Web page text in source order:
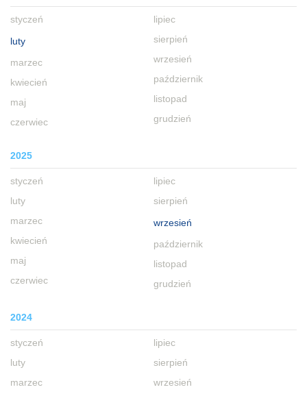
styczeń
luty
marzec
kwiecień
maj
czerwiec
lipiec
sierpień
wrzesień
październik
listopad
grudzień
2025
styczeń
luty
marzec
kwiecień
maj
czerwiec
lipiec
sierpień
wrzesień
październik
listopad
grudzień
2024
styczeń
luty
marzec
lipiec
sierpień
wrzesień